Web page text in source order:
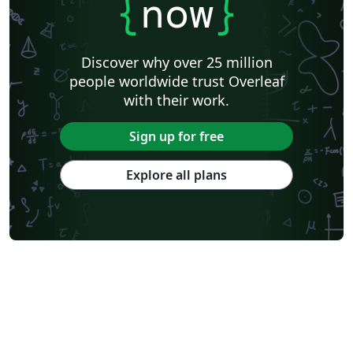
{ now}
Discover why over 25 million
people worldwide trust Overleaf
with their work.
Sign up for free
Explore all plans